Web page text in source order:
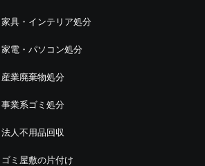
家具・インテリア処分
家電・パソコン処分
産業廃棄物処分
事業系ゴミ処分
法人不用品回収
ゴミ屋敷の片付け